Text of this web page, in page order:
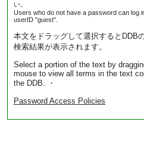
い。
Users who do not have a password can log
userID "guest".
本文をドラッグして選択するとDDB
検索結果が表示されます。
Select a portion of the text by
mouse to view all terms in the text
the DDB. ・
Password Access Policies